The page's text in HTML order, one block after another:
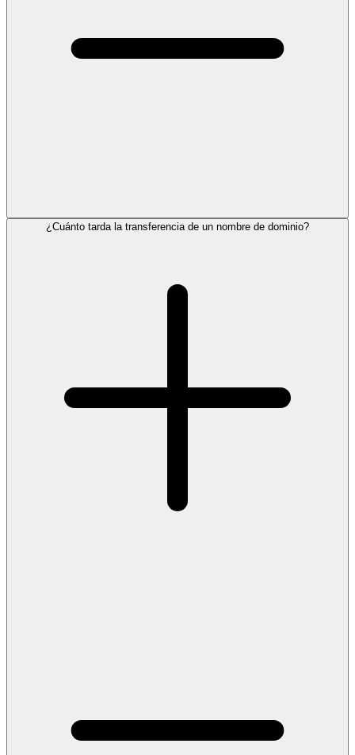
¿Cuánto tarda la transferencia de un nombre de dominio?